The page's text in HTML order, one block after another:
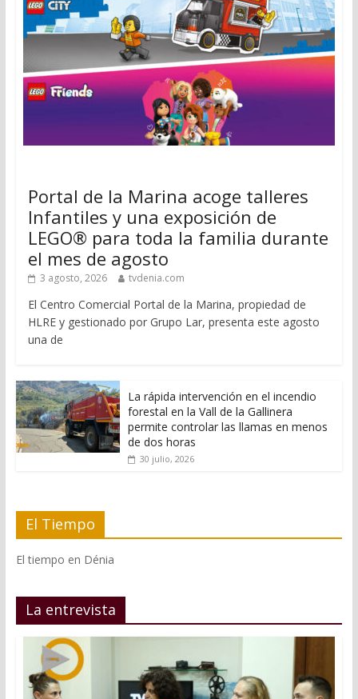
Portal de la Marina acoge talleres
Infantiles y una exposición de
LEGO® para toda la familia durante
el mes de agosto
3 agosto, 2026 tvdenia.com
El Centro Comercial Portal de la Marina, propiedad de
HLRE y gestionado por Grupo Lar, presenta este agosto
una de
La rápida intervención en el incendio
forestal en la Vall de la Gallinera
permite controlar las llamas en menos
de dos horas
30 julio, 2026
El Tiempo
El tiempo en Dénia
La entrevista